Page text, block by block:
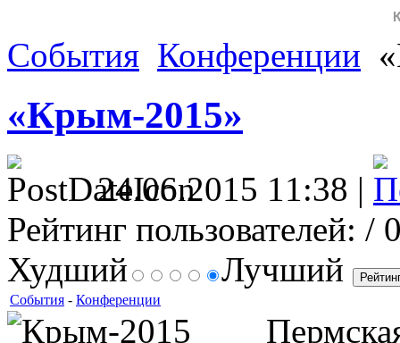
События Конференции
«Крым-2015»
24.06.2015 11:38 |
Рейтинг пользователей: /
Худший
Лучший
События - Конференции
Пермская